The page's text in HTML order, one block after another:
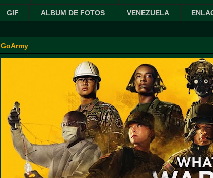
GIF ALBUM DE FOTOS VENEZUELA
GoArmy